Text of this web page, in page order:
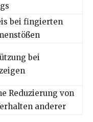
bei fingierten
bei
Reduzierung von
anderer